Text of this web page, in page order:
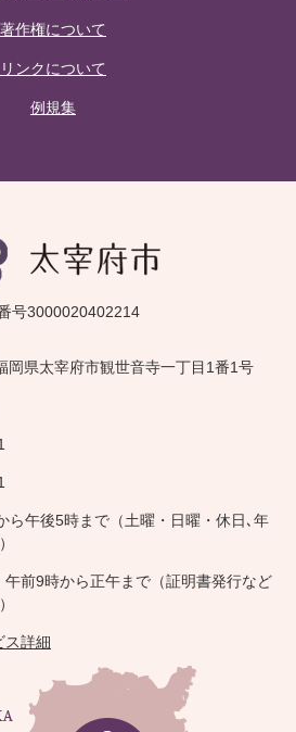
著作権について
リンクについて
例規集
号3000020402214
岡県太宰府市観世音寺一丁目1番1号
ら午後5時まで（土曜・日曜・休日､年
午前9時から正午まで（証明書発行など
ス詳細